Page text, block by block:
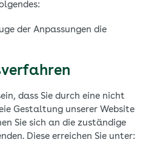
der Anpassungen die
dass Sie durch eine nicht
Gestaltung unserer Website
Sie sich an die zuständige
Diese erreichen Sie unter: